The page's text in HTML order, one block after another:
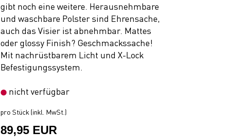
gibt noch eine weitere. Herausnehmbare
und waschbare Polster sind Ehrensache,
auch das Visier ist abnehmbar. Mattes
oder glossy Finish? Geschmackssache!
Mit nachrüstbarem Licht und X-Lock
Befestigungssystem.
nicht verfügbar
pro Stück (inkl. MwSt.)
89,95 EUR